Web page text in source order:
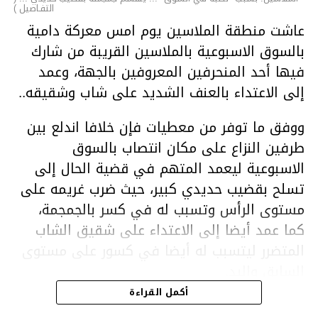
التفـاصيل )
عاشت منطقة الملاسين يوم امس معركة دامية
بالسوق الاسبوعية بالملاسين القريبة من شارك
فيها أحد المنحرفين المعروفين بالجهة، وعمد
إلى الاعتداء بالعنف الشديد على شاب وشقيقه..
ووفق ما توفر من معطيات فإن خلافا اندلع بين
طرفين النزاع على مكان انتصاب بالسوق
الاسبوعية ليعمد المتهم في قضية الحال إلى
تسلح بقضيب حديدي كبير، حيث ضرب غريمه على
مستوى الرأس وتسبب له في كسر بالجمجمة،
كما عمد أيضا إلى الاعتداء على شقيق الشاب
المتضرر ليتسبب له أيضا في كسور على مستوى
هذا وقد تمكن أعوان مركز الأمن الوطني بحي
هلال في توقيت قياسي من محاصرة المشتبه به
أكمل القراءة